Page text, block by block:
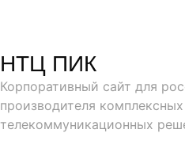
НТЦ ПИК
Корпоративный сайт для
производителя комплексных
телекоммуникационных